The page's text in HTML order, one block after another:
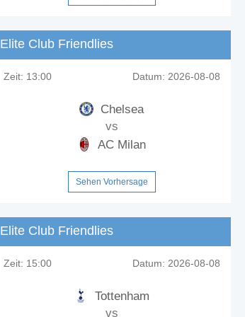
14%.
Elite Club Friendlies
Zeit: 13:00 Datum: 2026-08-08
Chelsea
vs
AC Milan
Sehen Vorhersage
Elite Club Friendlies
Zeit: 15:00 Datum: 2026-08-08
Tottenham
vs